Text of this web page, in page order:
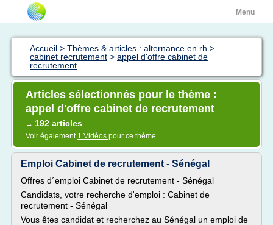
Menu
Accueil > Thèmes & articles : alternance en rh >
cabinet recrutement > appel d'offre cabinet de
recrutement
Articles sélectionnés pour le thème :
appel d'offre cabinet de recrutement
→ 192 articles
Voir également 1 Vidéos pour ce thème
Emploi Cabinet de recrutement - Sénégal
Offres d´emploi Cabinet de recrutement - Sénégal
Candidats, votre recherche d'emploi : Cabinet de
recrutement - Sénégal
Vous êtes candidat et recherchez au Sénégal un emploi de